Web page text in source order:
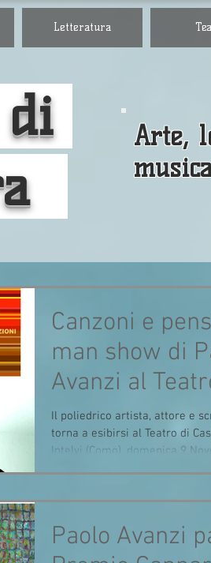
Letteratura
di
Arte,
Canzoni e
man show di
Avanzi al
Castiglione
Il poliedrico artista, attore e
torna a esibirsi al Teatro di
Intelvi (Como), domenica 9
quest’anno. Testi e musica
della nostra realtà, con
comunicazione e alle relazioni
Paolo Avanzi